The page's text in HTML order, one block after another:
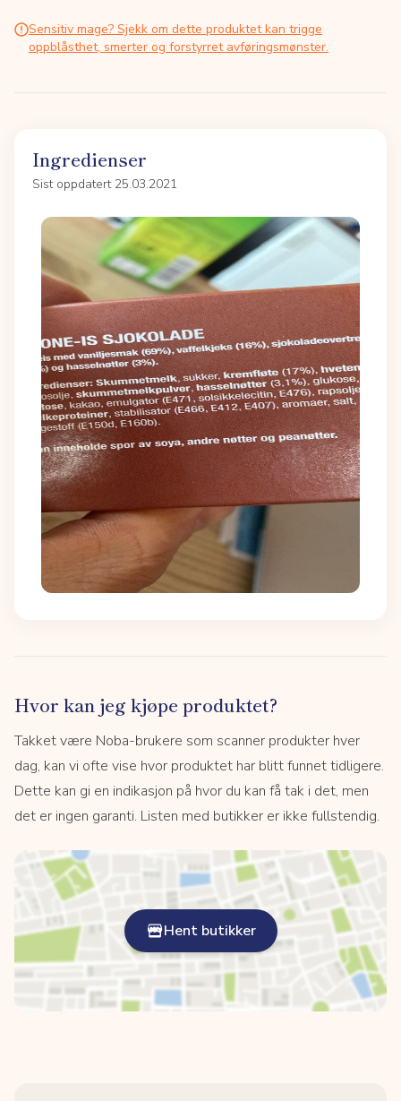
Sensitiv mage? Sjekk om dette produktet kan trigge
oppblåsthet, smerter og forstyrret avføringsmønster.
Ingredienser
Sist oppdatert 25.03.2021
Hvor kan jeg kjøpe produktet?
Takket være Noba-brukere som scanner produkter hver
dag, kan vi ofte vise hvor produktet har blitt funnet tidligere.
Dette kan gi en indikasjon på hvor du kan få tak i det, men
det er ingen garanti. Listen med butikker er ikke fullstendig.
Hent butikker